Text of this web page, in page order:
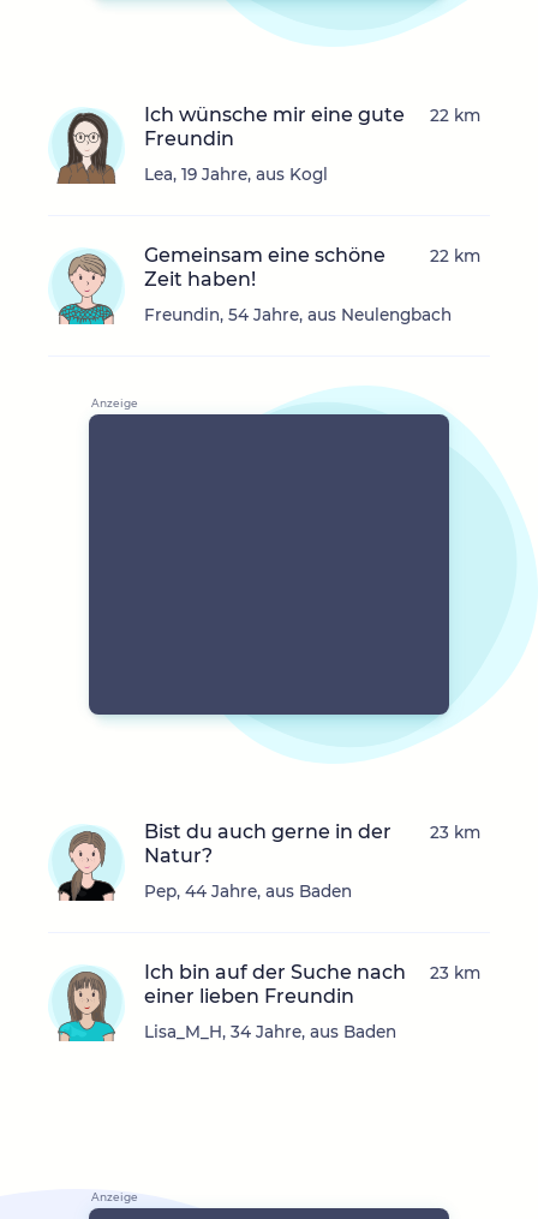
Ich wünsche mir eine gute
Freundin
Lea, 19 Jahre, aus Kogl
22 km
Gemeinsam eine schöne
Zeit haben!
Freundin, 54 Jahre, aus Neulengbach
22 km
Bist du auch gerne in der
Natur?
Pep, 44 Jahre, aus Baden
23 km
Ich bin auf der Suche nach
einer lieben Freundin
Lisa_M_H, 34 Jahre, aus Baden
23 km